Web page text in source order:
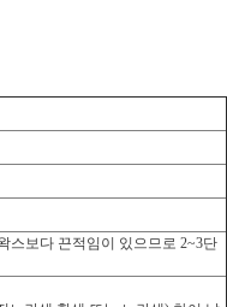
스보다 끈적임이 있으므로 2~3단